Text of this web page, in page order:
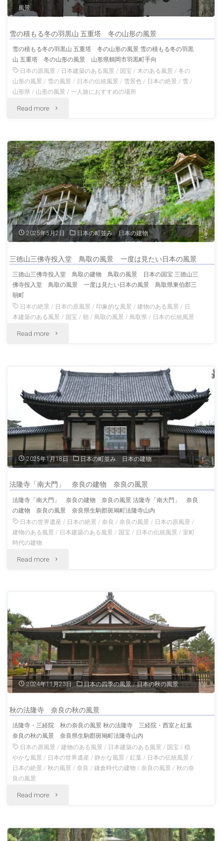
風景
雪の積もる冬の羽黒山 五重塔 冬の山形の風景
雪の積もる冬の羽黒山 五重塔 冬の山形の風景 雪の積もる冬の羽黒
山 五重塔 冬の山形の風景 山形県鶴岡市羽黒町手向
日本の原風景 / 日本建築のある風景 / 国宝 / 木のある風景 /冬の
山形の風景 / 雪の風景 / 日本の伝統風景 / 雪景色 / 日本の絶景 / 雪 /
山形県 / 山形の風景 /一人旅におすすめの場所
Read more "雪
積
も
る
冬
の
黒
山
五
山
形
風
景"
2025年5月2日 日本の町並み 日本の建物
三徳山三佛寺投入堂 鳥取の風景 一度は見たい日本の風景
三徳山三佛寺投入堂 鳥取の建物 鳥取の風景 日本の国宝 三徳山三
佛寺投入堂 鳥取の風景 一度は見たい日本の風景 鳥取県東伯郡三
朝町
日本の絶景 / 日本の原風景 / 印象的な風景 /建物のある風景 / 日
本建築のある風景 / 国宝 /朝 /鳥取の風景 /鳥取県 / 日本の伝統風景
Read more "三
三
寺
投
堂
鳥
取
度
は
見
た
い
日
本
の
2025年1月18日 日本の町並み 日本の建物
法隆寺「南大門」 奈良の建物 奈良の風景
法隆寺「南大門」 奈良の建物 奈良の風景 法隆寺「南大門」 奈良
の建物 奈良の風景 奈良県生駒郡斑鳩町法隆寺山内
日本の世界遺産 / 日本の絶景 / 奈良 / 奈良の風景 / 日本の原風景 /
建物のある風景 / 日本建築のある風景 / 国宝 / 日本の伝統風景 /室町
時代の建物
Read more "法
門」
奈
の
建
物
良
風
2024年11月23日 日本の四季の風景 / 日本の秋の風景
秋の法隆寺 奈良の秋の風景
法隆寺・三経院 秋の奈良の風景 秋の法隆寺 三経院・西室と紅葉
奈良の秋の風景 奈良県生駒郡斑鳩町法隆寺山内
日本の原風景 /建物のある風景 / 日本建築のある風景 / 国宝 /穏
やかな風景 / 日本の世界遺産 / 静かな風景 /紅葉 / 日本の伝統風景 /
日本の絶景 /秋の風景 / 奈良 /鎌倉時代の建物 / 奈良の風景 /秋の奈
良の風景
Read more "秋
法